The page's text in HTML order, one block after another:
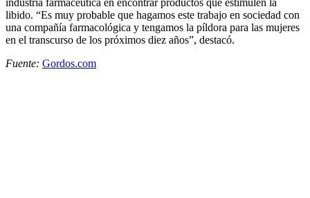
industria farmacéutica en encontrar productos que estimulen la
libido. “Es muy probable que hagamos este trabajo en sociedad con
una compañía farmacológica y tengamos la píldora para las mujeres
en el transcurso de los próximos diez años”, destacó.
Fuente: Gordos.com